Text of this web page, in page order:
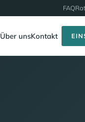
FAQ
Über unsKontakt